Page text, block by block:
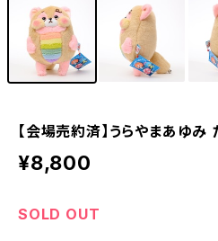
【会場売約済】うらやまあゆみ
¥8,800
SOLD OUT